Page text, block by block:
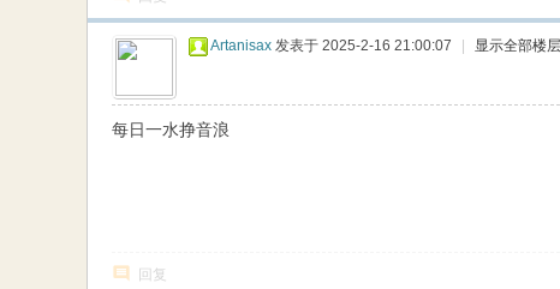
Artanisax 发表于 2025-2-16 21:00:07 显示全部楼层
每日一水挣音浪
回复